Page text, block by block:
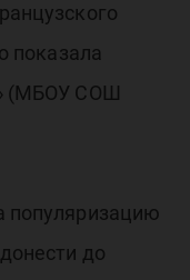
показала
(МБОУ СОШ
популяризацию
до